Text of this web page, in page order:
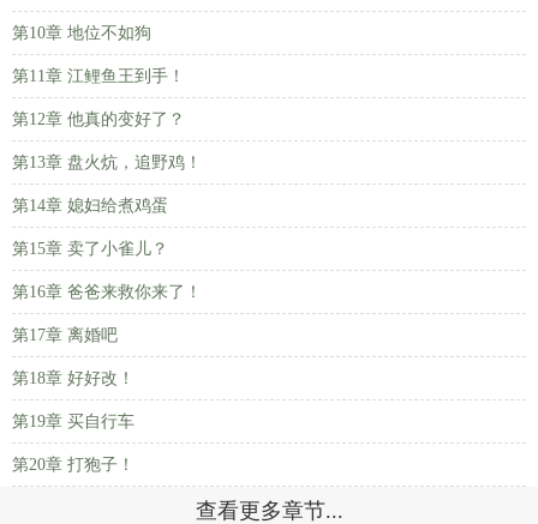
第10章 地位不如狗
第11章 江鲤鱼王到手！
第12章 他真的变好了？
第13章 盘火炕，追野鸡！
第14章 媳妇给煮鸡蛋
第15章 卖了小雀儿？
第16章 爸爸来救你来了！
第17章 离婚吧
第18章 好好改！
第19章 买自行车
第20章 打狍子！
查看更多章节...